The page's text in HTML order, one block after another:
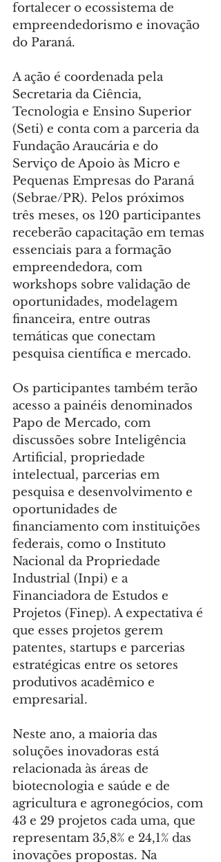
fortalecer o ecossistema de
empreendedorismo e inovação
do Paraná.
A ação é coordenada pela
Secretaria da Ciência,
Tecnologia e Ensino Superior
(Seti) e conta com a parceria da
Fundação Araucária e do
Serviço de Apoio às Micro e
Pequenas Empresas do Paraná
(Sebrae/PR). Pelos próximos
três meses, os 120 participantes
receberão capacitação em temas
essenciais para a formação
empreendedora, com
workshops sobre validação de
oportunidades, modelagem
financeira, entre outras
temáticas que conectam
pesquisa científica e mercado.
Os participantes também terão
acesso a painéis denominados
Papo de Mercado, com
discussões sobre Inteligência
Artificial, propriedade
intelectual, parcerias em
pesquisa e desenvolvimento e
oportunidades de
financiamento com instituições
federais, como o Instituto
Nacional da Propriedade
Industrial (Inpi) e a
Financiadora de Estudos e
Projetos (Finep). A expectativa é
que esses projetos gerem
patentes, startups e parcerias
estratégicas entre os setores
produtivos acadêmico e
empresarial.
Neste ano, a maioria das
soluções inovadoras está
relacionada às áreas de
biotecnologia e saúde e de
agricultura e agronegócios, com
43 e 29 projetos cada uma, que
representam 35,8% e 24,1% das
inovações propostas. Na